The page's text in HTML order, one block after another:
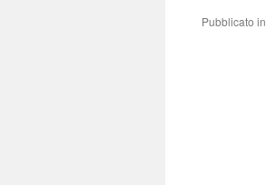
Pubblicato in